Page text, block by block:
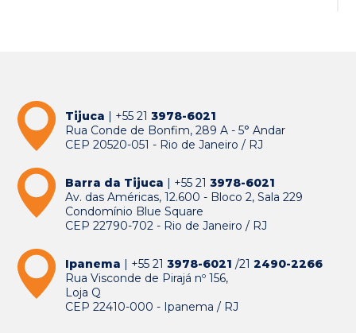
Tijuca | +55 213978-6021
Rua Conde de Bonfim, 289 A - 5° Andar
CEP 20520-051 - Rio de Janeiro / RJ
Barra da Tijuca | +55 213978-6021
Av. das Américas, 12.600 - Bloco 2, Sala 229
Condomínio Blue Square
CEP 22790-702 - Rio de Janeiro / RJ
Ipanema | +55 213978-6021 /212490-2266
Rua Visconde de Pirajá nº 156,
Loja Q
CEP 22410-000 - Ipanema / RJ